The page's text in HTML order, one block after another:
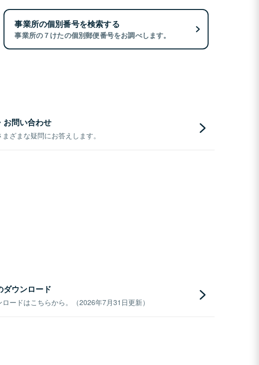
事業所の個別番号を検索する
事業所の７けたの個別郵便番号をお調べします。
お問い合わせ
ざまな疑問にお答えします。
ダウンロード
ードはこちらから。（2026年7月31日更新）